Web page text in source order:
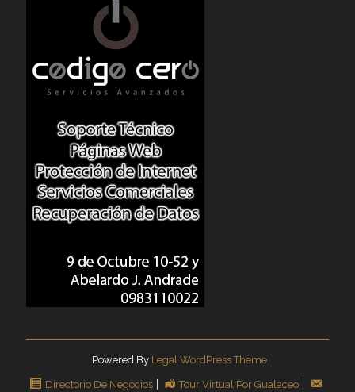
Powered By Legal WordPress Theme
Directorio De Negocios Tour Virtual Por Gualaceo